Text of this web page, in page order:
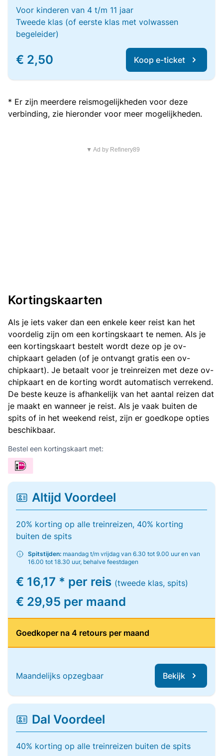
Voor kinderen van 4 t/m 11 jaar
Tweede klas (of eerste klas met volwassen
begeleider)
€ 2,50 Koop e-ticket
* Er zijn meerdere reismogelijkheden voor deze
verbinding, zie hieronder voor meer mogelijkheden.
▼ Ad by Refinery89
Kortingskaarten
Als je iets vaker dan een enkele keer reist kan het
voordelig zijn om een kortingskaart te nemen. Als je
een kortingskaart bestelt wordt deze op je ov-
chipkaart geladen (of je ontvangt gratis een ov-
chipkaart). Je betaalt voor je treinreizen met deze ov-
chipkaart en de korting wordt automatisch verrekend.
De beste keuze is afhankelijk van het aantal reizen dat
je maakt en wanneer je reist. Als je vaak buiten de
spits of in het weekend reist, zijn er goedkope opties
beschikbaar.
Bestel een kortingskaart met:
Altijd Voordeel
20% korting op alle treinreizen, 40% korting
buiten de spits
Spitstijden: maandag t/m vrijdag van 6.30 tot 9.00 uur en van
16.00 tot 18.30 uur, behalve feestdagen
€ 16,17 * per reis (tweede klas, spits)
€ 29,95 per maand
Goedkoper na 4 retours per maand
Maandelijks opzegbaar Bekijk
Dal Voordeel
40% korting op alle treinreizen buiten de spits